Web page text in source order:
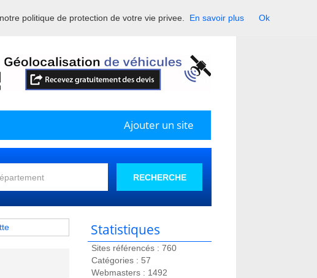
en France.
Ajouter un site
RECHERCHE
Statistiques
Sites référencés : 760
Catégories : 57
Webmasters : 1492
politique de protection de votre vie privee. En savoir plus Ok